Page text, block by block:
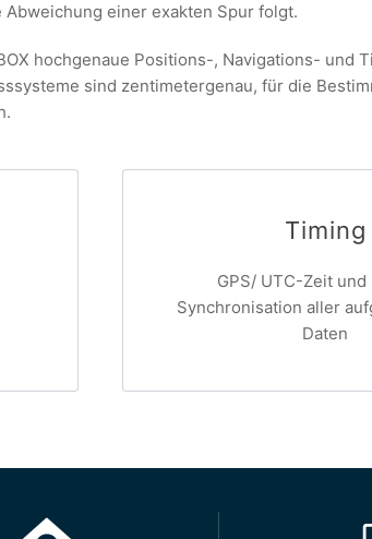
einer exakten Spur folgt.
hochgenaue Positions-, Navigations- und
sind zentimetergenau, für die
Timing
GPS/ UTC-Zeit und
Synchronisation aller
Daten